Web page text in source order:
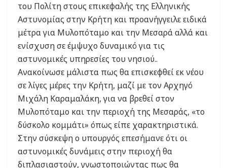
του Πολίτη στους επικεφαλής της Ελληνικής
Αστυνομίας στην Κρήτη και προανήγγειλε ειδικά
μέτρα για Μυλοπόταμο και την Μεσαρά αλλά και
ενίσχυση σε έμψυχο δυναμικό για τις
αστυνομικές υπηρεσίες του νησιού..
Ανακοίνωσε μάλιστα πως θα επισκεφθεί εκ νέου
σε λίγες μέρες την Κρήτη, μαζί με τον Αρχηγό
Μιχάλη Καραμαλάκη, για να βρεθεί στον
Μυλοπόταμο και την περιοχή της Μεσαράς, «το
δύσκολο κομμάτι» όπως είπε χαρακτηριστικά.
Στην σύσκεψη ο υπουργός επεσήμανε ότι οι
αστυνομικές δυνάμεις στην περιοχή θα
διπλασιαστούν, γνωστοποιώντας πως θα